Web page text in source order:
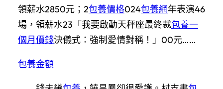
領薪水2850元；2包養價格024包養網年表演46
場，領薪水23「我要啟動天秤座最終裁包養一
個月價錢決儀式：強制愛情對稱！」00元……
包養金額